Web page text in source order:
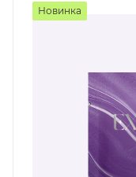
Новинка